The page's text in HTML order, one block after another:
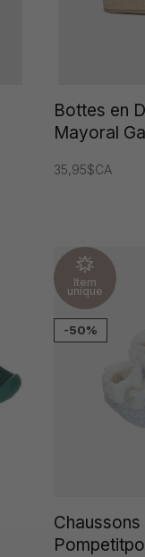
Bottes en
Mayoral
35,95$CA
Item
unique
-50%
Chaussons